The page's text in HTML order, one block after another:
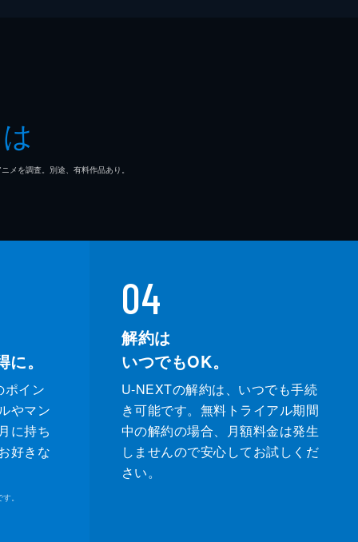
を調査。別途、有料作品あり。
。
ポイン
やマン
に持ち
好きな
。
04
解約は
いつでもOK。
U-NEXTの解約は、いつでも手続
き可能です。無料トライアル期間
中の解約の場合、月額料金は発生
しませんので安心してお試しくだ
さい。